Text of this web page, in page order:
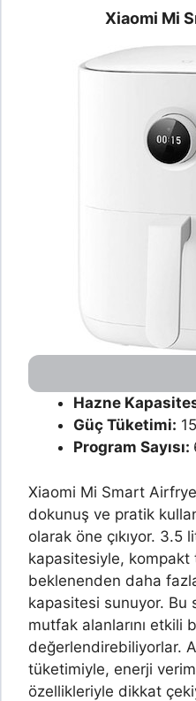
Xiaomi Mi
Hazne
Güç Tüketimi:
Program Sayısı:
Xiaomi Mi Smart
dokunuş ve pratik
olarak öne çıkıyor. 3.5
kapasitesiyle, kompakt
beklenenden daha
kapasitesi sunuyor. Bu
mutfak alanlarını etkili
değerlendirebiliyorlar.
tüketimiyle, enerji
özellikleriyle dikkat